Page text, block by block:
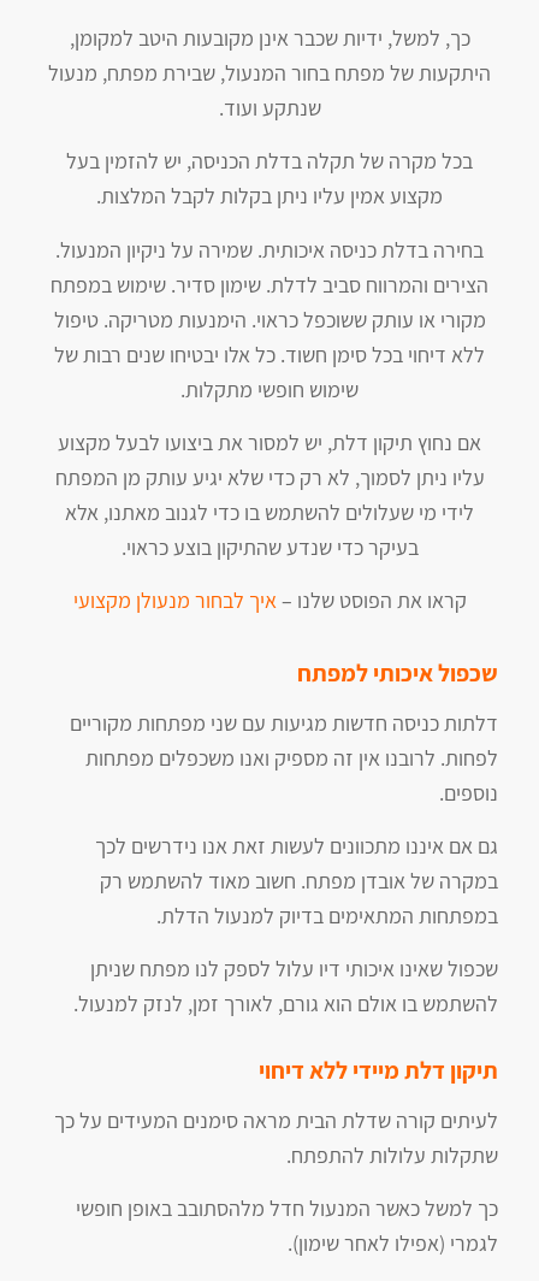
כך, למשל, ידיות שכבר אינן מקובעות היטב למקומן,
היתקעות של מפתח בחור המנעול, שבירת מפתח, מנעול
שנתקע ועוד.
בכל מקרה של תקלה בדלת הכניסה, יש להזמין בעל
מקצוע אמין עליו ניתן בקלות לקבל המלצות.
בחירה בדלת כניסה איכותית. שמירה על ניקיון המנעול.
הצירים והמרווח סביב לדלת. שימון סדיר. שימוש במפתח
מקורי או עותק ששוכפל כראוי. הימנעות מטריקה. טיפול
ללא דיחוי בכל סימן חשוד. כל אלו יבטיחו שנים רבות של
שימוש חופשי מתקלות.
אם נחוץ תיקון דלת, יש למסור את ביצועו לבעל מקצוע
עליו ניתן לסמוך, לא רק כדי שלא יגיע עותק מן המפתח
לידי מי שעלולים להשתמש בו כדי לגנוב מאתנו, אלא
בעיקר כדי שנדע שהתיקון בוצע כראוי.
קראו את הפוסט שלנו –איך לבחור מנעולן מקצועי
שכפול איכותי למפתח
דלתות כניסה חדשות מגיעות עם שני מפתחות מקוריים
לפחות. לרובנו אין זה מספיק ואנו משכפלים מפתחות
נוספים.
גם אם איננו מתכוונים לעשות זאת אנו נידרשים לכך
במקרה של אובדן מפתח. חשוב מאוד להשתמש רק
במפתחות המתאימים בדיוק למנעול הדלת.
שכפול שאינו איכותי דיו עלול לספק לנו מפתח שניתן
להשתמש בו אולם הוא גורם, לאורך זמן, לנזק למנעול.
תיקון דלת מיידי ללא דיחוי
לעיתים קורה שדלת הבית מראה סימנים המעידים על כך
שתקלות עלולות להתפתח.
כך למשל כאשר המנעול חדל מלהסתובב באופן חופשי
לגמרי (אפילו לאחר שימון).